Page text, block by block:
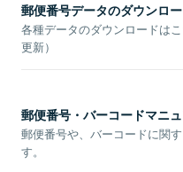
郵便番号データのダウンロ
各種データのダウンロードは
更新）
郵便番号・バーコードマニ
郵便番号や、バーコードに関
す。